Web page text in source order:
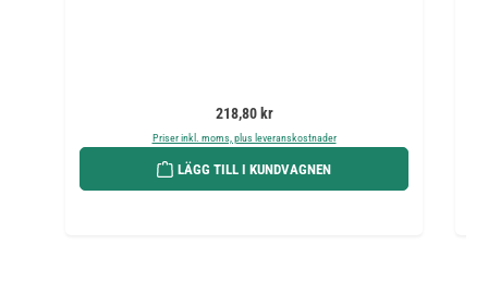
Ordinarie pris:
218,80 kr
Priser inkl. moms, plus leveranskostnader
LÄGG TILL I KUNDVAGNEN